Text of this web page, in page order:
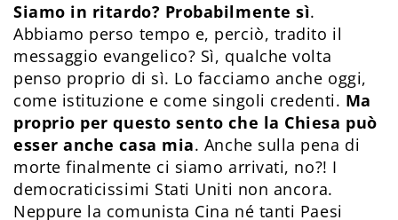
Siamo in ritardo? Probabilmente sì.
Abbiamo perso tempo e, perciò, tradito il
messaggio evangelico? Sì, qualche volta
penso proprio di sì. Lo facciamo anche oggi,
come istituzione e come singoli credenti. Ma
proprio per questo sento che la Chiesa può
esser anche casa mia. Anche sulla pena di
morte finalmente ci siamo arrivati, no?! I
democraticissimi Stati Uniti non ancora.
Neppure la comunista Cina né tanti Paesi